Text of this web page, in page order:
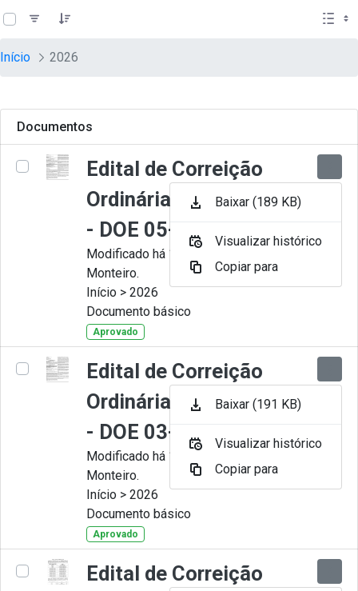
Pular para o Conteúdo principal
teste descricao
Início 2026
Documentos
Edital de Correição
Ordinária nº 009-2026
- DOE 05-08-2026
Modificado há 1 Dia por Juliana
Monteiro.
Início > 2026
Documento básico
Aprovado
Edital de Correição
Ordinária nº 008-2026
- DOE 03-07-2026
Modificado há 1 Mês por Juliana
Monteiro.
Início > 2026
Documento básico
Aprovado
Edital de Correição
Baixar (189 KB)
Visualizar histórico
Copiar para
Baixar (191 KB)
Visualizar histórico
Copiar para